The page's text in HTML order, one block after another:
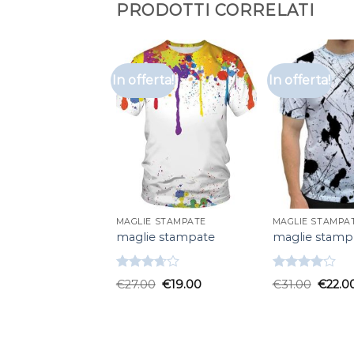
PRODOTTI CORRELATI
In offerta!
MAGLIE STAMPATE
maglie stampate
Valutato
3.67 su
€27.00 €19.00
In offerta!
MAGLIE
maglie
Valutato
4.00su
€31.00 €